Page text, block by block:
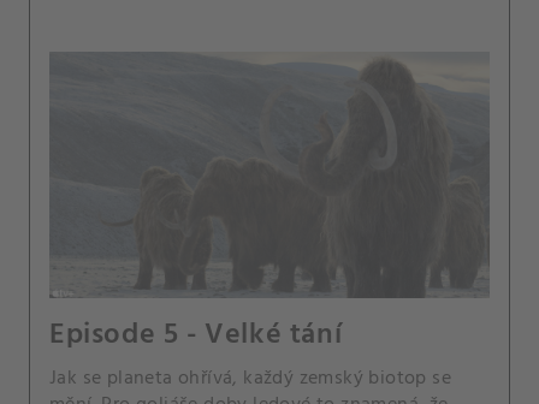
Episode 5 - Velké tání
Jak se planeta ohřívá, každý zemský biotop se